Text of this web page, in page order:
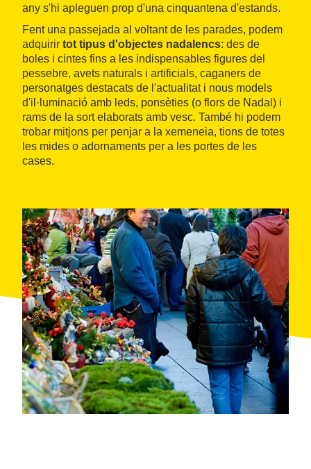
any s'hi apleguen prop d'una cinquantena d'estands.
Fent una passejada al voltant de les parades, podem
adquirir tot tipus d'objectes nadalencs: des de
boles i cintes fins a les indispensables figures del
pessebre, avets naturals i artificials, caganers de
personatges destacats de l'actualitat i nous models
d'il·luminació amb leds, ponsèties (o flors de Nadal) i
rams de la sort elaborats amb vesc. També hi podem
trobar mitjons per penjar a la xemeneia, tions de totes
les mides o adornaments per a les portes de les
cases.